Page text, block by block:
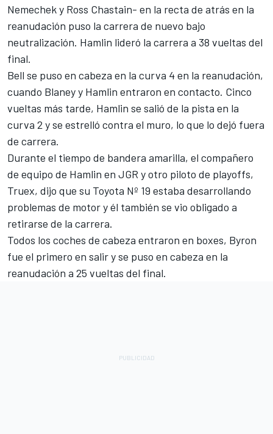
Nemecheky Ross Chastain- en la recta de atrás en la
reanudación puso la carrera de nuevo bajo
neutralización. Hamlin lideró la carrera a 38 vueltas del
final.
Bell se puso en cabeza en la curva 4 en la reanudación,
cuando Blaney y Hamlin entraron en contacto. Cinco
vueltas más tarde, Hamlin se salió de la pista en la
curva 2 y se estrelló contra el muro, lo que lo dejó fuera
de carrera.
Durante el tiempo de bandera amarilla, el compañero
de equipo de Hamlin en JGR y otro piloto de playoffs,
Truex, dijo que su Toyota Nº 19 estaba desarrollando
problemas de motor y él también se vio obligado a
retirarse de la carrera.
Todos los coches de cabeza entraron en boxes, Byron
fue el primero en salir y se puso en cabeza en la
reanudación a 25 vueltas del final.